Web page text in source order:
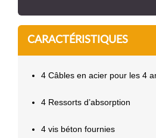
CARACTÉRISTIQUES
4 Câbles en acier pour les 4
4 Ressorts d’absorption
4 vis béton fournies